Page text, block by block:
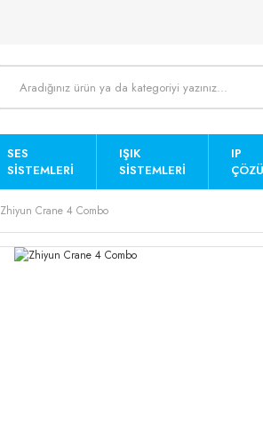
SES
SISTEMLERI
IŞIK
SISTEMLERI
IP
Zhiyun Crane 4 Combo